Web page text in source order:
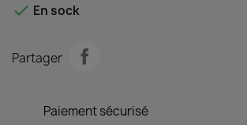
 En sock
Partager
Paiement sécurisé